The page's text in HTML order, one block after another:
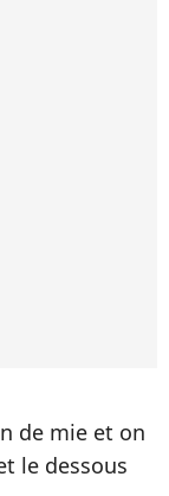
de mie et on
le dessous